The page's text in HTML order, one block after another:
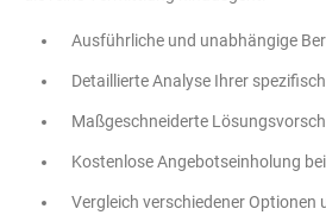
Ausführliche und unabhängige
Detaillierte Analyse Ihrer
Maßgeschneiderte
Kostenlose Angebotseinholung
Vergleich verschiedener Optionen